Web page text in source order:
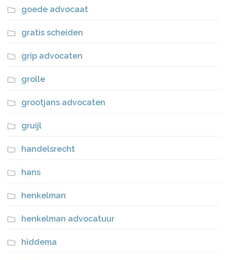
goede advocaat
gratis scheiden
grip advocaten
grolle
grootjans advocaten
gruijl
handelsrecht
hans
henkelman
henkelman advocatuur
hiddema